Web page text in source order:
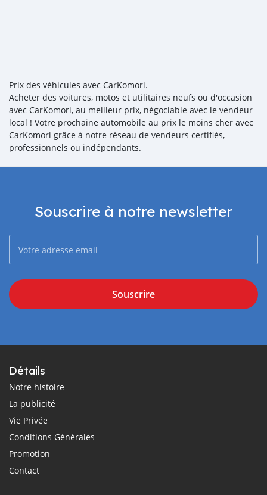
Prix des véhicules avec CarKomori.
Acheter des voitures, motos et utilitaires neufs ou d'occasion
avec CarKomori, au meilleur prix, négociable avec le vendeur
local ! Votre prochaine automobile au prix le moins cher avec
CarKomori grâce à notre réseau de vendeurs certifiés,
professionnels ou indépendants.
Souscrire à notre newsletter
Souscrire
Détails
Notre histoire
La publicité
Vie Privée
Conditions Générales
Promotion
Contact